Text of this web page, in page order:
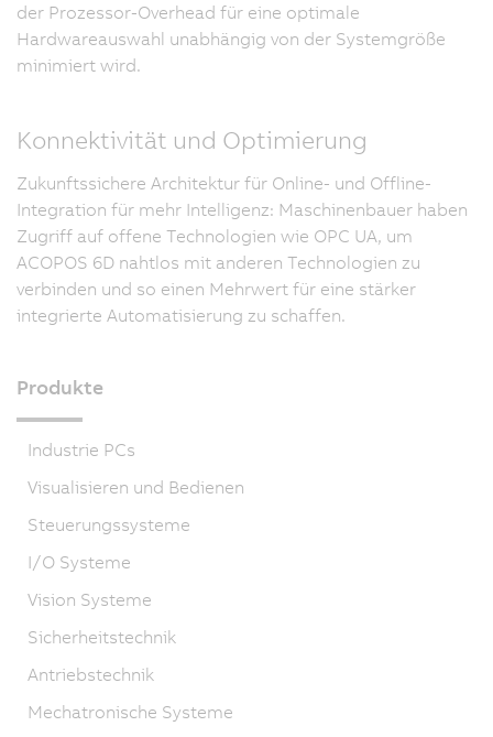
der Prozessor-Overhead für eine optimale
Hardwareauswahl unabhängig von der Systemgröße
minimiert wird.
Konnektivität und Optimierung
Zukunftssichere Architektur für Online- und Offline-
Integration für mehr Intelligenz: Maschinenbauer haben
Zugriff auf offene Technologien wie OPC UA, um
ACOPOS 6D nahtlos mit anderen Technologien zu
verbinden und so einen Mehrwert für eine stärker
integrierte Automatisierung zu schaffen.
Produkte
Industrie PCs
Visualisieren und Bedienen
Steuerungssysteme
I/O Systeme
Vision Systeme
Sicherheitstechnik
Antriebstechnik
Mechatronische Systeme